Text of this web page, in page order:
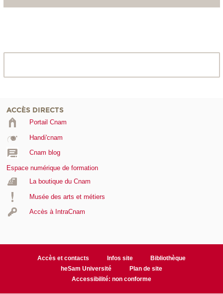
ACCÈS DIRECTS
Portail Cnam
Handi'cnam
Cnam blog
Espace numérique de formation
La boutique du Cnam
Musée des arts et métiers
Accès à IntraCnam
Accès et contacts Infos site
Bibliothèque
heSam Université
Plan de site
Accessibilité: non conforme